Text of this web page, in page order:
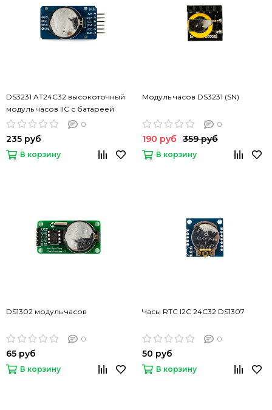
DS3231 AT24C32 высокоточный
модуль часов IIC с батареей
0
235 руб
В корзину
Модуль часов DS3231 (SN)
0
190 руб 359 руб
В корзину
DS1302 модуль часов
0
65 руб
В корзину
Часы RTC I2C 24C32 DS1307
0
50 руб
В корзину